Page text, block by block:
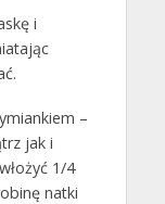
i
–
jak i
1/4
natki